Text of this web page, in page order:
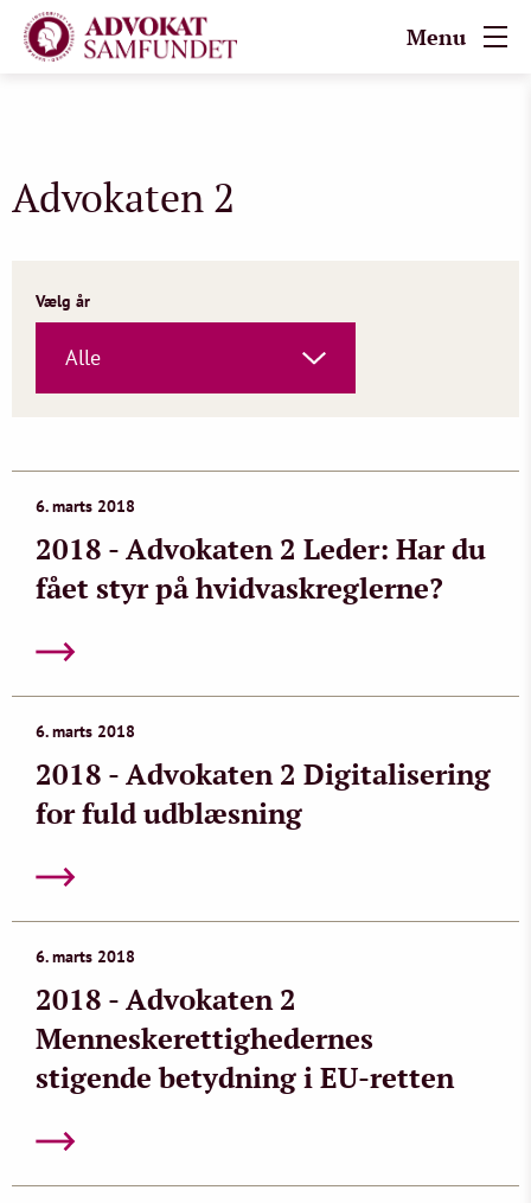
Menu
Advokaten 2
Vælg år
Alle
6. marts 2018
2018 - Advokaten 2 Leder: Har du
fået styr på hvidvaskreglerne?
6. marts 2018
2018 - Advokaten 2 Digitalisering
for fuld udblæsning
6. marts 2018
2018 - Advokaten 2
Menneskerettighedernes
stigende betydning i EU-retten